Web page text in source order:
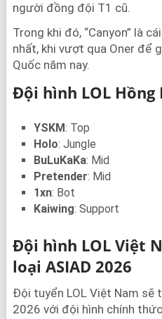
người đồng đội T1 cũ.
Trong khi đó, “Canyon” là
nhất, khi vượt qua Oner để
Quốc năm nay.
Đội hình LOL Hồng
YSKM: Top ⁠
Holo: Jungle ⁠
BuLuKaKa: Mid ⁠
Pretender: Mid ⁠
1xn: Bot ⁠
Kaiwing: Support ⁠
Đội hình LOL Việt
loại ASIAD 2026
Đội tuyển LOL Việt Nam sẽ
2026 với đội hình chính